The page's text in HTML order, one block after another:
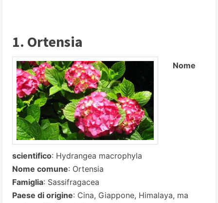
1. Ortensia
Nome
scientifico: Hydrangea macrophyla
Nome comune: Ortensia
Famiglia: Sassifragacea
Paese di origine: Cina, Giappone, Himalaya, ma